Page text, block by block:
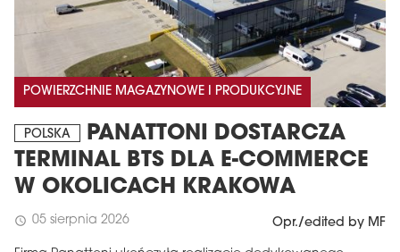
POWIERZCHNIE MAGAZYNOWE I PRODUKCYJNE
POLSKA
PANATTONI DOSTARCZA
TERMINAL BTS DLA E-COMMERCE
W OKOLICACH KRAKOWA
schedule 05 sierpnia 2026 Opr./edited by MF